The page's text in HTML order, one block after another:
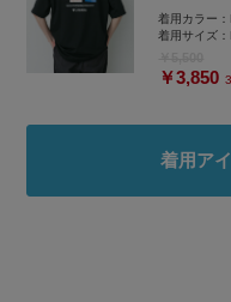
着用カラー：
着用サイズ：
￥3,850
着用ア